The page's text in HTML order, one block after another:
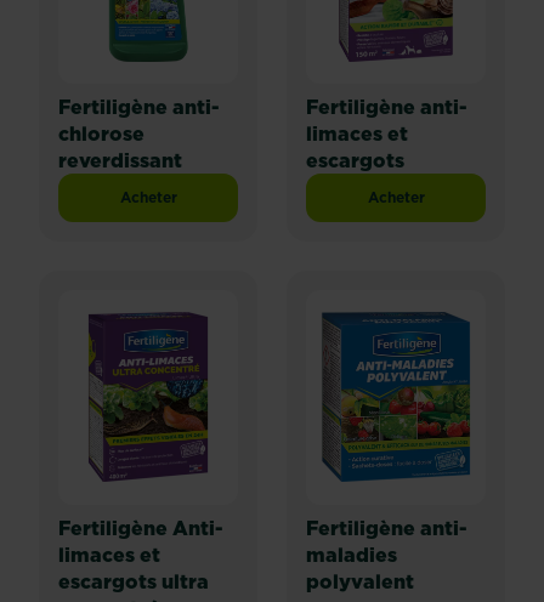
Fertiligène anti-
chlorose
reverdissant
Acheter
Fertiligène anti-chlorose reverdissant
Fertiligène anti-
limaces et
escargots
Acheter
Fertiligène anti-
Fertiligène Anti-
limaces et
escargots ultra
Fertiligène anti-
maladies
polyvalent